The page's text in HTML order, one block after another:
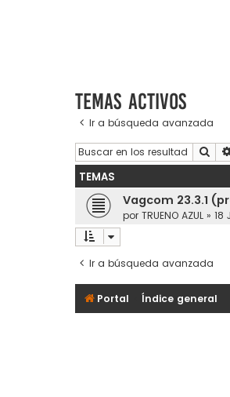
Temas activos
Ir a búsqueda avanzada
TEMAS
Vagcom 23.3.1
por TRUENO AZUL » 18
Ir a búsqueda avanzada
Portal Índice general